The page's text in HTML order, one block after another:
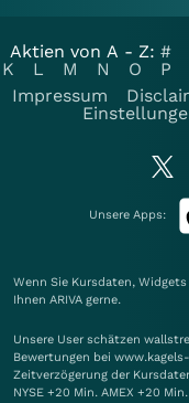
Aktien von A - Z: #
K
L M N O P
Impressum
Unsere Apps:
Wenn Sie Kursdaten,
Ihnen ARIVA gerne.
Unsere User schätzen
Bewertungen bei
Zeitverzögerung der
NYSE +20 Min. AMEX +20